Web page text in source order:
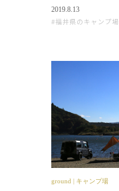
2019.8.13
福井県のキャンプ場
ground | キャンプ場